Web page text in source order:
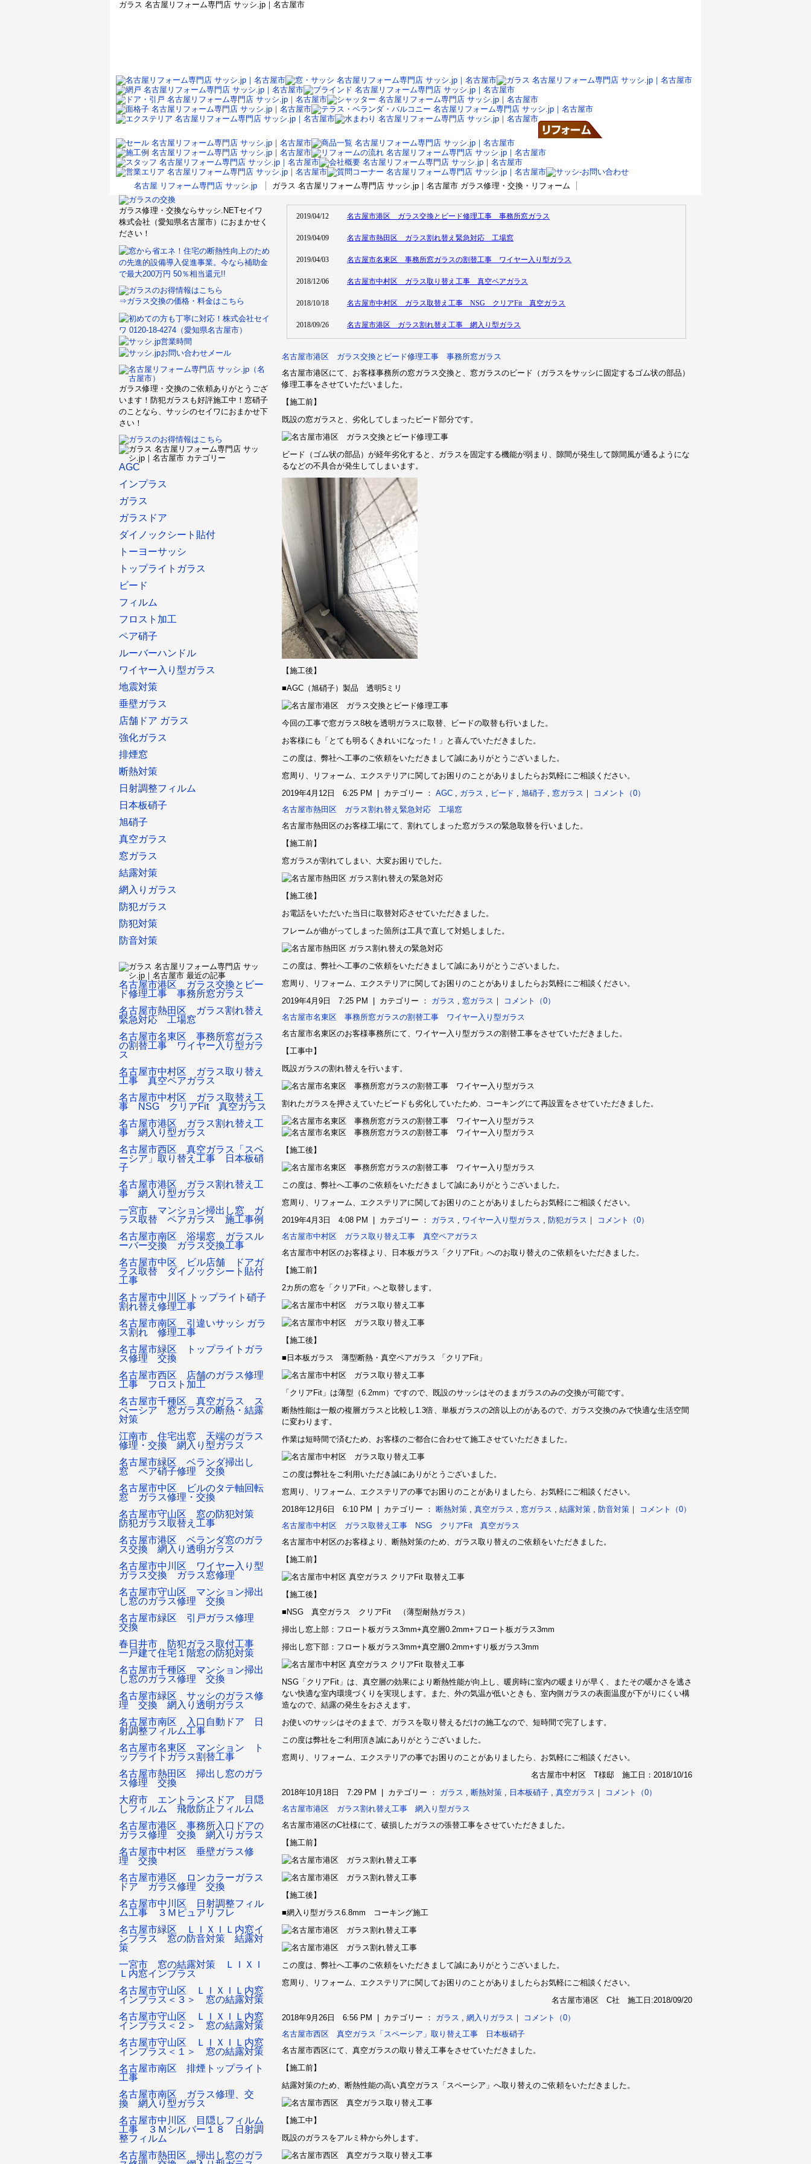
ガラス 名古屋リフォーム専門店 サッシ.jp｜名古屋市
名古屋 リフォーム専門店 サッシ.jp ガラス 名古屋リフォーム専門店 サッシ.jp｜名古屋市 ガラス修理・交換・リフォーム
名古屋市港区 ガラス交換とビード修理工事 事務所窓ガラス
名古屋市港区にて、お客様事務所の窓ガラス交換と、窓ガラスのビード（ガラスをサッシに固定するゴム状の部品）
修理工事をさせていただいました。
【施工前】
既設の窓ガラスと、劣化してしまったビード部分です。
ビード（ゴム状の部品）が経年劣化すると、ガラスを固定する機能が弱まり、隙間が発生して隙間風が通るようにな
るなどの不具合が発生してしまいます。
【施工後】
■AGC（旭硝子）製品 透明5ミリ
今回の工事で窓ガラス8枚を透明ガラスに取替、ビードの取替も行いました。
お客様にも「とても明るくきれいになった！」と喜んでいただきました。
この度は、弊社へ工事のご依頼をいただきまして誠にありがとうございました。
窓周り、リフォーム、エクステリアに関してお困りのことがありましたらお気軽にご相談ください。
2019年4月12日 6:25 PM | カテゴリー ： AGC , ガラス , ビード , 旭硝子 , 窓ガラス ｜
コメント（0）
名古屋市熱田区 ガラス割れ替え緊急対応 工場窓
名古屋市熱田区のお客様工場にて、割れてしまった窓ガラスの緊急取替を行いました。
【施工前】
窓ガラスが割れてしまい、大変お困りでした。
【施工後】
お電話をいただいた当日に取替対応させていただきました。
フレームが曲がってしまった箇所は工具で直して対処しました。
この度は、弊社へ工事のご依頼をいただきまして誠にありがとうございました。
窓周り、リフォーム、エクステリアに関してお困りのことがありましたらお気軽にご相談ください。
2019年4月9日 7:25 PM | カテゴリー ： ガラス , 窓ガラス ｜
コメント（0）
名古屋市名東区 事務所窓ガラスの割替工事 ワイヤー入り型ガラス
名古屋市名東区のお客様事務所にて、ワイヤー入り型ガラスの割替工事をさせていただきました。
【工事中】
既設ガラスの割れ替えを行います。
割れたガラスを押さえていたビードも劣化していたため、コーキングにて再設置をさせていただきました。
【施工後】
この度は、弊社へ工事のご依頼をいただきまして誠にありがとうございました。
窓周り、リフォーム、エクステリアに関してお困りのことがありましたらお気軽にご相談ください。
2019年4月3日 4:08 PM | カテゴリー ： ガラス , ワイヤー入り型ガラス , 防犯ガラス ｜
コメント（0）
名古屋市中村区 ガラス取り替え工事 真空ペアガラス
名古屋市中村区のお客様より、日本板ガラス「クリアFit」へのお取り替えのご依頼をいただきました。
【施工前】
2カ所の窓を「クリアFit」へと取替します。
【施工後】
■日本板ガラス 薄型断熱・真空ペアガラス 「クリアFit」
「クリアFit」は薄型（6.2mm）ですので、既設のサッシはそのままガラスのみの交換が可能です。
断熱性能は一般の複層ガラスと比較し1.3倍、単板ガラスの2倍以上のがあるので、ガラス交換のみで快適な生活空間
に変わります。
作業は短時間で済むため、お客様のご都合に合わせて施工させていただきました。
この度は弊社をご利用いただき誠にありがとうございました。
窓周り、リフォーム、エクステリアの事でお困りのことがありましたら、お気軽にご相談ください。
2018年12月6日 6:10 PM | カテゴリー ： 断熱対策 , 真空ガラス , 窓ガラス , 結露対策 , 防音対策 ｜
コメント（0）
名古屋市中村区 ガラス取替え工事 NSG クリアFit 真空ガラス
名古屋市中村区のお客様より、断熱対策のため、ガラス取り替えのご依頼をいただきました。
【施工前】
【施工後】
■NSG 真空ガラス クリアFit （薄型耐熱ガラス）
掃出し窓上部：フロート板ガラス3mm+真空層0.2mm+フロート板ガラス3mm
掃出し窓下部：フロート板ガラス3mm+真空層0.2mm+すり板ガラス3mm
NSG「クリアFit」は、真空層の効果により断熱性能が向上し、暖房時に室内の暖まりが早く、またその暖かさを逃さ
ない快適な室内環境づくりを実現します。また、外の気温が低いときも、室内側ガラスの表面温度が下がりにくい構
造なので、結露の発生をおさえます。
お使いのサッシはそのままで、ガラスを取り替えるだけの施工なので、短時間で完了します。
この度は弊社をご利用頂き誠にありがとうございました。
窓周り、リフォーム、エクステリアの事でお困りのことがありましたら、お気軽にご相談ください。
名古屋市中村区 T様邸 施工日：2018/10/16
2018年10月18日 7:29 PM | カテゴリー ： ガラス , 断熱対策 , 日本板硝子 , 真空ガラス ｜
コメント（0）
名古屋市港区 ガラス割れ替え工事 網入り型ガラス
名古屋市港区のC社様にて、破損したガラスの張替工事をさせていただきました。
【施工前】
【施工後】
■網入り型ガラス6.8mm コーキング施工
この度は、弊社へ工事のご依頼をいただきまして誠にありがとうございました。
窓周り、リフォーム、エクステリアに関してお困りのことがありましたらお気軽にご相談ください。
名古屋市港区 C社 施工日:2018/09/20
2018年9月26日 6:56 PM | カテゴリー ： ガラス , 網入りガラス ｜
コメント（0）
名古屋市西区 真空ガラス「スペーシア」取り替え工事 日本板硝子
名古屋市西区にて、真空ガラスの取り替え工事をさせていただきました。
【施工前】
結露対策のため、断熱性能の高い真空ガラス「スペーシア」へ取り替えのご依頼をいただきました。
【施工中】
既設のガラスをアルミ枠から外します。
ガラス修理・交換ならサッシ.NETセイワ
株式会社（愛知県名古屋市）におまかせく
ださい！
⇒ガラス交換の価格・料金はこちら
ガラス修理・交換のご依頼ありがとうござ
います！防犯ガラスも好評施工中！窓硝子
のことなら、サッシのセイワにおまかせ下
さい！
AGC
インプラス
ガラス
ガラスドア
ダイノックシート貼付
トーヨーサッシ
トップライトガラス
ビード
フィルム
フロスト加工
ペア硝子
ルーバーハンドル
ワイヤー入り型ガラス
地震対策
垂壁ガラス
店舗ドア ガラス
強化ガラス
排煙窓
断熱対策
日射調整フィルム
日本板硝子
旭硝子
真空ガラス
窓ガラス
結露対策
網入りガラス
防犯ガラス
防犯対策
防音対策
名古屋市港区 ガラス交換とビー
ド修理工事 事務所窓ガラス
名古屋市熱田区 ガラス割れ替え
緊急対応 工場窓
名古屋市名東区 事務所窓ガラス
の割替工事 ワイヤー入り型ガラ
ス
名古屋市中村区 ガラス取り替え
工事 真空ペアガラス
名古屋市中村区 ガラス取替え工
事 NSG クリアFit 真空ガラス
名古屋市港区 ガラス割れ替え工
事 網入り型ガラス
名古屋市西区 真空ガラス「スペ
ーシア」取り替え工事 日本板硝
子
名古屋市港区 ガラス割れ替え工
事 網入り型ガラス
一宮市 マンション掃出し窓 ガ
ラス取替 ペアガラス 施工事例
名古屋市南区 浴場窓 ガラスル
ーバー交換 ガラス交換工事
名古屋市中区 ビル店舗 ドアガ
ラス取替 ダイノックシート貼付
工事
名古屋市中川区 トップライト硝子
割れ替え修理工事
名古屋市南区 引違いサッシ ガラ
ス割れ 修理工事
名古屋市緑区 トップライトガラ
ス修理 交換
名古屋市西区 店舗のガラス修理
工事 フロスト加工
名古屋市千種区 真空ガラス ス
ペーシア 窓ガラスの断熱・結露
対策
江南市 住宅出窓 天端のガラス
修理・交換 網入り型ガラス
名古屋市緑区 ベランダ掃出し
窓 ペア硝子修理 交換
名古屋市中区 ビルのタテ軸回転
窓 ガラス修理・交換
名古屋市守山区 窓の防犯対策
防犯ガラス取替え工事
名古屋市港区 ベランダ窓のガラ
ス交換 網入り透明ガラス
名古屋市中川区 ワイヤー入り型
ガラス交換 ガラス窓修理
名古屋市守山区 マンション掃出
し窓のガラス修理 交換
名古屋市緑区 引戸ガラス修理
交換
春日井市 防犯ガラス取付工事
一戸建て住宅１階窓の防犯対策
名古屋市千種区 マンション掃出
し窓のガラス修理 交換
名古屋市緑区 サッシのガラス修
理 交換 網入り透明ガラス
名古屋市南区 入口自動ドア 日
射調整フィルム工事
名古屋市名東区 マンション ト
ップライトガラス割替工事
名古屋市熱田区 掃出し窓のガラ
ス修理 交換
大府市 エントランスドア 目隠
しフィルム 飛散防止フィルム
名古屋市港区 事務所入口ドアの
ガラス修理 交換 網入りガラス
名古屋市中村区 垂壁ガラス修
理 交換
名古屋市港区 ロンカラーガラス
ドア ガラス修理 交換
名古屋市中川区 日射調整フィル
ム工事 ３Ｍピュアリフレ
名古屋市緑区 ＬＩＸＩＬ内窓イ
ンプラス 窓の防音対策 結露対
策
一宮市 窓の結露対策 ＬＩＸＩ
Ｌ内窓インプラス
名古屋市守山区 ＬＩＸＩＬ内窓
インプラス＜３＞ 窓の結露対策
名古屋市守山区 ＬＩＸＩＬ内窓
インプラス＜２＞ 窓の結露対策
名古屋市守山区 ＬＩＸＩＬ内窓
インプラス＜１＞ 窓の結露対策
名古屋市南区 排煙トップライト
工事
名古屋市南区 ガラス修理、交
換 網入り型ガラス
名古屋市中川区 目隠しフィルム
工事 ３Ｍシルバー１８ 日射調
整フィルム
名古屋市熱田区 掃出し窓のガラ